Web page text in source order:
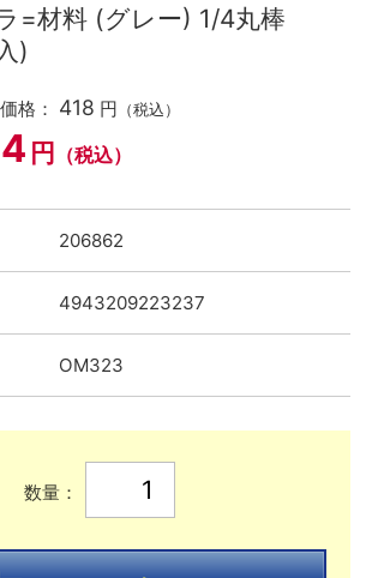
=材料 (グレー) 1/4丸棒
)
格： 418 円 （税込）
円 （税込）
206862
4943209223237
OM323
数量：